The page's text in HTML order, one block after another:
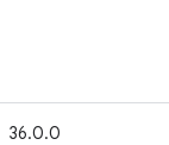
36.0.0